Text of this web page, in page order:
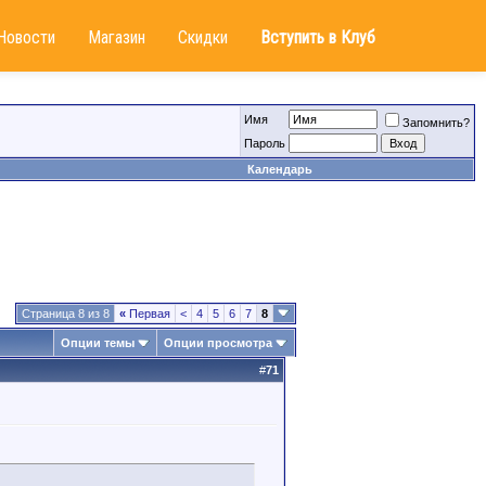
Магазин Скидки Вступить в Клуб
Имя
Запомнить?
Пароль
Календарь
Страница 8 из 8 « Первая < 4 5 6 7 8
Опции темы Опции просмотра
#71